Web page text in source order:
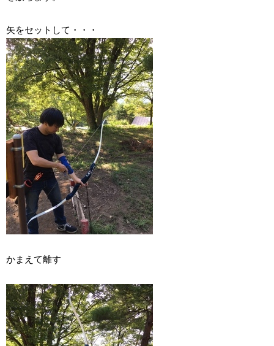
矢をセットして・・・
かまえて離す